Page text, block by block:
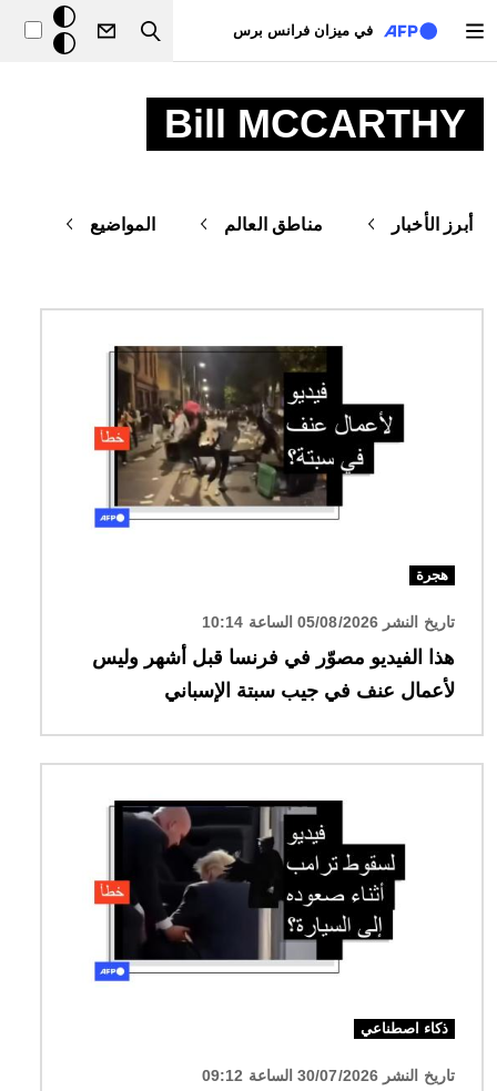
في ميزان فرانس برس
Search
خلفيّة
داكنة
Bill MCCARTHY
أبرز الأخبار مناطق العالم المواضيع
هجرة
تاريخ النشر 05/08/2026 الساعة 10:14
هذا الفيديو مصوّر في فرنسا قبل أشهر وليس
لأعمال عنف في جيب سبتة الإسباني
ذكاء اصطناعي
تاريخ النشر 30/07/2026 الساعة 09:12